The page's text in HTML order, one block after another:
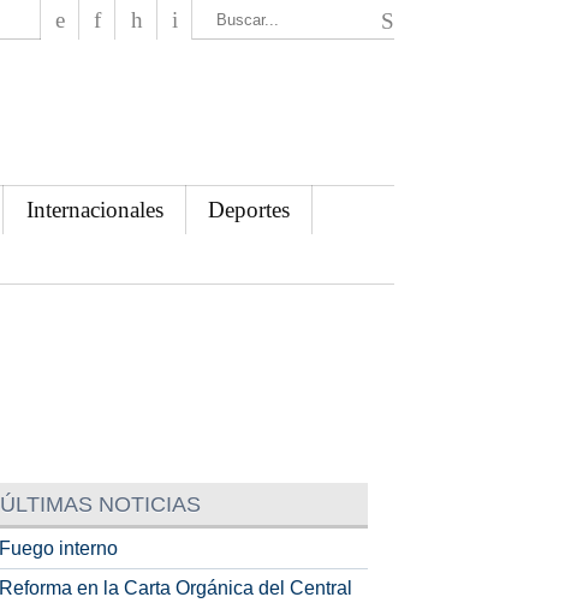
Internacionales
Deportes
ÚLTIMAS NOTICIAS
Fuego interno
Reforma en la Carta Orgánica del Central